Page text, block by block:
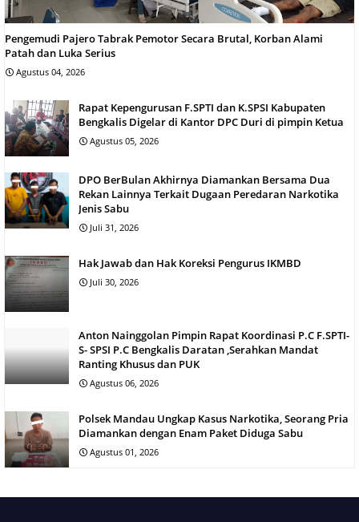
Pengemudi Pajero Tabrak Pemotor Secara Brutal, Korban Alami
Patah dan Luka Serius
Agustus 04, 2026
Rapat Kepengurusan F.SPTI dan K.SPSI Kabupaten
Bengkalis Digelar di Kantor DPC Duri di pimpin Ketua
Agustus 05, 2026
DPO BerBulan Akhirnya Diamankan Bersama Dua
Rekan Lainnya Terkait Dugaan Peredaran Narkotika
Jenis Sabu
Juli 31, 2026
Hak Jawab dan Hak Koreksi Pengurus IKMBD
Juli 30, 2026
Anton Nainggolan Pimpin Rapat Koordinasi P.C F.SPTI-
S- SPSI P.C Bengkalis Daratan ,Serahkan Mandat
Ranting Khusus dan PUK
Agustus 06, 2026
Polsek Mandau Ungkap Kasus Narkotika, Seorang Pria
Diamankan dengan Enam Paket Diduga Sabu
Agustus 01, 2026